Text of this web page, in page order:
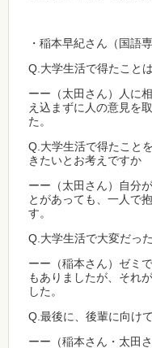
・稲本早紀さん（国語
Q.大学生活で得たこと
ーー（太田さん）人に
え込まずに人の意見を
た。
Q.大学生活で得たこと
きたいとお考えですか
ーー（太田さん）自分
とがあっても、一人で
す。
Q.大学生活で大変だっ
ーー（稲本さん）ゼミ
もありましたが、それ
した。
Q.最後に、後輩に向け
ーー（稲本さん・太田